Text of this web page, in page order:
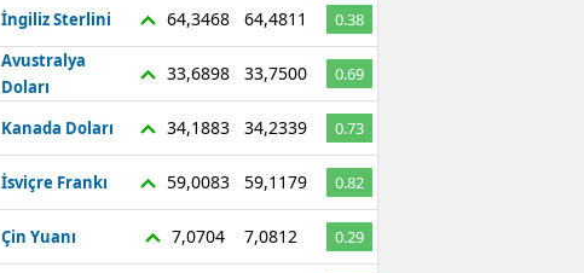
İngiliz Sterlini 64,3468 64,4811
0.38
Avustralya
Doları
33,6898 33,7500 0.69
Kanada Doları 34,1883 34,2339 0.73
İsviçre Frankı 59,0083 59,1179 0.82
Çin Yuanı 7,0704 7,0812 0.29